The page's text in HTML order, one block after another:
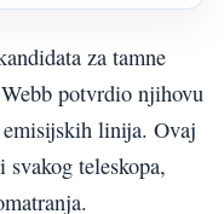
za tamne
potvrdio njihovu
linija. Ovaj
teleskopa,